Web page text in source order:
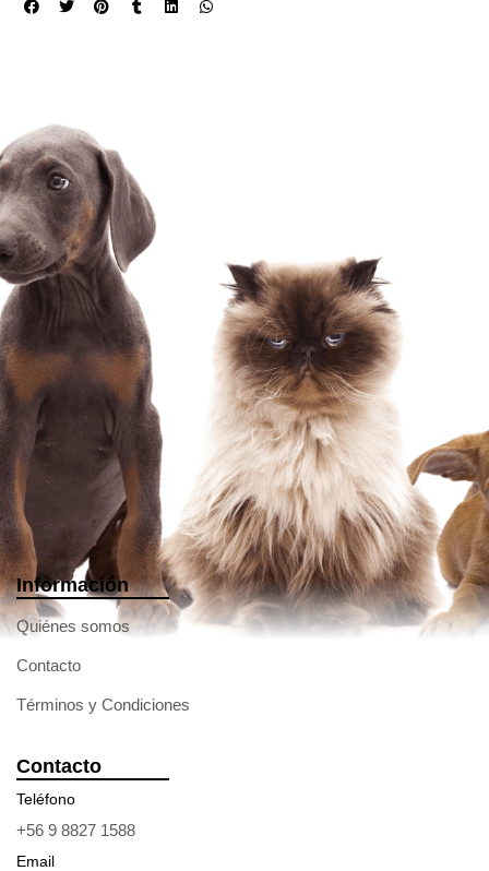
Información
Quiénes somos
Contacto
Términos y Condiciones
Contacto
Teléfono
+56 9 8827 1588
Email